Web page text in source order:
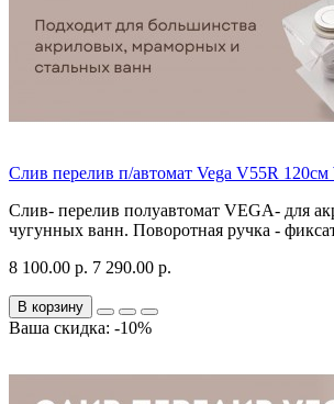
Слив перелив п/автомат Vega V55R
Слив- перелив полуавтомат VEGA- для
чугунных ванн. Поворотная ручка -
8 100.00 р. 7 290.00 р.
В корзину
Ваша скидка: -10%